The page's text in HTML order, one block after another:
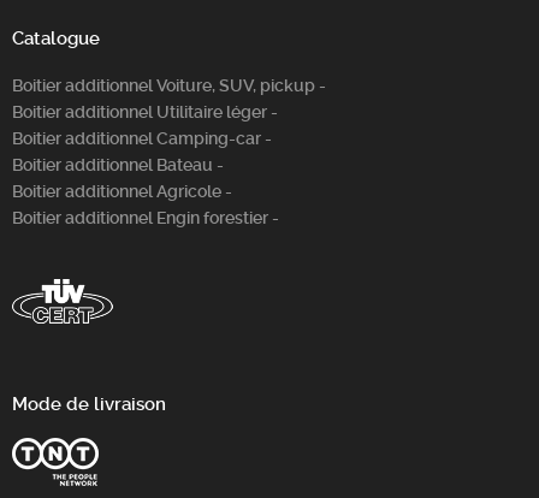
Catalogue
Boitier additionnel Voiture, SUV, pickup -
Boitier additionnel Utilitaire léger -
Boitier additionnel Camping-car -
Boitier additionnel Bateau -
Boitier additionnel Agricole -
Boitier additionnel Engin forestier -
Mode de livraison